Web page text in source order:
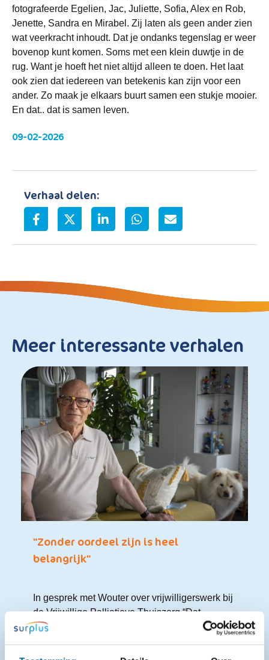
fotografeerde Egelien, Jac, Juliette, Sofia, Alex en Rob,
Jenette, Sandra en Mirabel. Zij laten als geen ander zien
wat veerkracht inhoudt. Dat je ondanks tegenslag er weer
bovenop kunt komen. Soms met een klein duwtje in de
rug. Want je hoeft het niet altijd alleen te doen. Het laat
ook zien dat iedereen van betekenis kan zijn voor een
ander. Zo maak je elkaars buurt samen een stukje mooier.
En dat.. dat is samen leven.
09-02-2026
Verhaal delen:
Meer interessante verhalen
"Zonder oordeel zijn is heel
belangrijk"
In gesprek met Wouter over vrijwilligerswerk bij
de Vrijwillige Palliatieve Thuiszorg “Dat
mensen je waarderen. Dat voel ik absoluut. Je
vrijwilligerswerk heeft mij heel veel opgeleverd.